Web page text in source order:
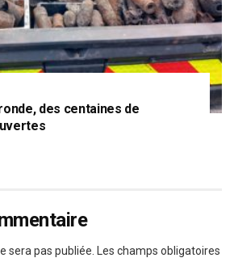
des centaines de
sera pas publiée.
Les champs obligatoires